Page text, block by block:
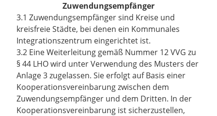
Zuwendungsempfänger
3.1 Zuwendungsempfänger sind Kreise und
kreisfreie Städte, bei denen ein Kommunales
Integrationszentrum eingerichtet ist.
3.2 Eine Weiterleitung gemäß Nummer 12 VVG zu
§ 44 LHO wird unter Verwendung des Musters der
Anlage 3 zugelassen. Sie erfolgt auf Basis einer
Kooperationsvereinbarung zwischen dem
Zuwendungsempfänger und dem Dritten. In der
Kooperationsvereinbarung ist sicherzustellen,